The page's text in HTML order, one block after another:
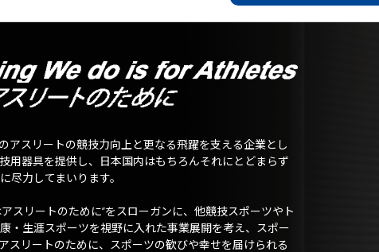
アスリートの競技力向上と更なる飛躍を支える企業とし
用器具を提供し、日本国内はもちろんそれにとどまらず
尽力してまいります。
アスリートのために”をスローガンに、他競技スポーツやト
・生涯スポーツを視野に入れた事業展開を考え、スポー
スリートのために、スポーツの歓びや幸せを届けられる